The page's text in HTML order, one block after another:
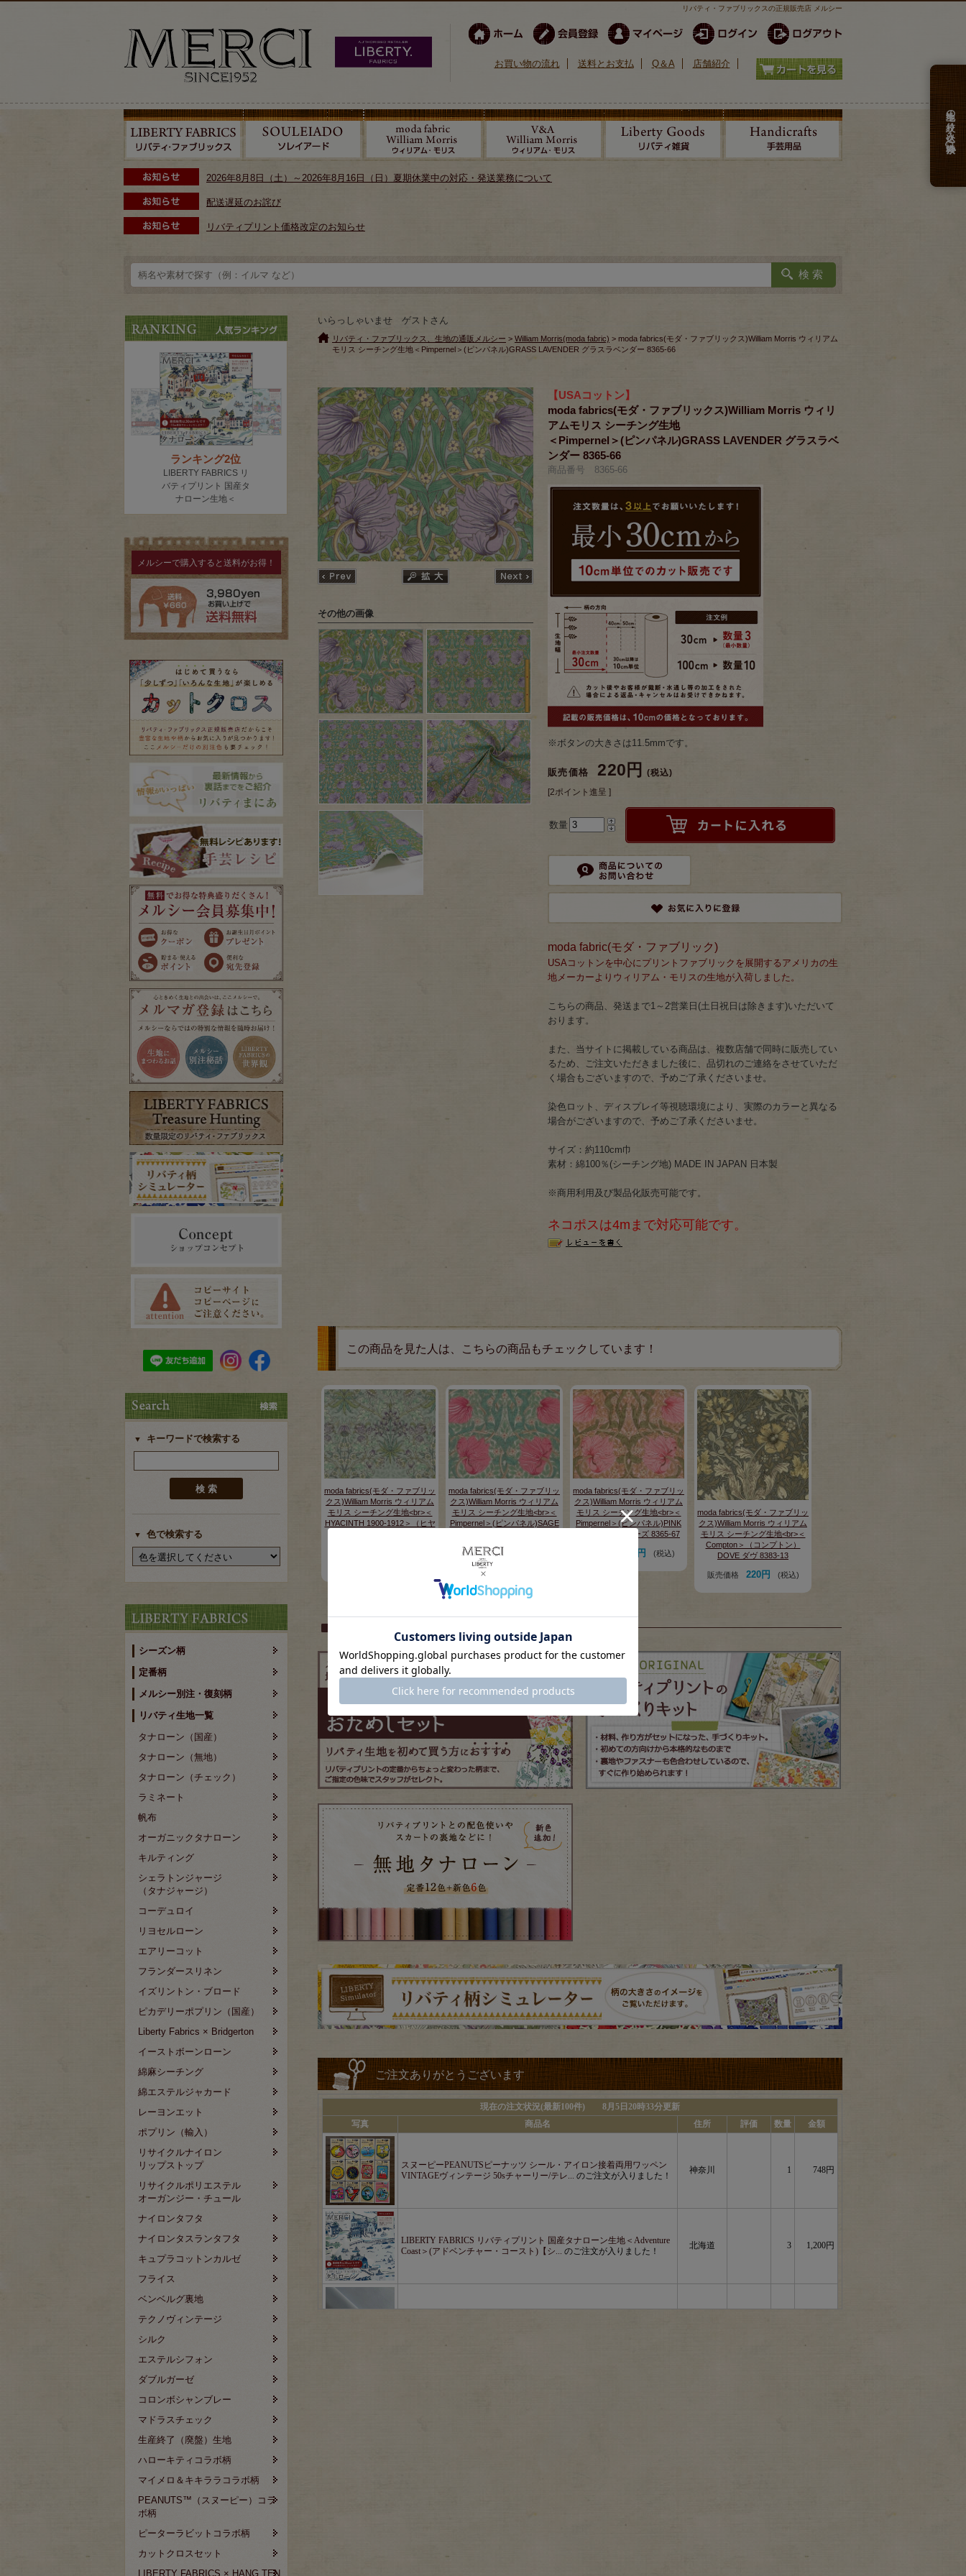
リバティ・ファブリックスの正規販売店 メルシー
お買い物の流れ 送料とお支払 Q＆A 店舗紹介
2026年8月8日（土）～2026年8月16日（日）夏期休業中の対応・発送業務について
配送遅延のお詫び
リバティプリント価格改定のお知らせ
生地の絞り込み検索
メルシーで購入すると送料がお得！
キーワードで検索する
色で検索する
シーズン柄
定番柄
メルシー別注・復刻柄
リバティ生地一覧
タナローン（国産）
タナローン（無地）
タナローン（チェック）
ラミネート
帆布
オーガニックタナローン
キルティング
シェラトンジャージ
（タナジャージ）
コーデュロイ
リヨセルローン
エアリーコット
フランダースリネン
イズリントン・ブロード
ピカデリーポプリン（国産）
Liberty Fabrics × Bridgerton
イーストボーンローン
綿麻シーチング
綿エステルジャカード
レーヨンエット
ポプリン（輸入）
リサイクルナイロン
リップストップ
リサイクルポリエステル
オーガンジー・チュール
ナイロンタフタ
ナイロンタスランタフタ
キュプラコットンカルゼ
フライス
ベンベルグ裏地
テクノヴィンテージ
シルク
エステルシフォン
ダブルガーゼ
コロンボシャンブレー
マドラスチェック
生産終了（廃盤）生地
ハローキティコラボ柄
マイメロ＆キキララコラボ柄
PEANUTS™（スヌーピー）コラ
ボ柄
ピーターラビットコラボ柄
カットクロスセット
LIBERTY FABRICS × HANG TEN
いらっしゃいませ ゲストさん
リバティ・ファブリックス、生地の通販メルシー > William Morris(moda fabric) > moda fabrics(モダ・ファブリックス)William Morris ウィリアム
モリス シーチング生地＜Pimpernel＞(ピンパネル)GRASS LAVENDER グラスラベンダー 8365-66
【USAコットン】
moda fabrics(モダ・ファブリックス)William Morris ウィリ
アムモリス シーチング生地
＜Pimpernel＞(ピンパネル)GRASS LAVENDER グラスラベ
ンダー 8365-66
商品番号 8365-66
※ボタンの大きさは11.5mmです。
販売価格 220円 (税込)
[2ポイント進呈 ]
数量
moda fabric(モダ・ファブリック)
USAコットンを中心にプリントファブリックを展開するアメリカの生
地メーカーよりウィリアム・モリスの生地が入荷しました。
こちらの商品、発送まで1～2営業日(土日祝日は除きます)いただいて
おります。
また、当サイトに掲載している商品は、複数店舗で同時に販売してい
るため、ご注文いただきました後に、品切れのご連絡をさせていただ
く場合もございますので、予めご了承くださいませ。
染色ロット、ディスプレイ等視聴環境により、実際のカラーと異なる
場合がございますので、予めご了承くださいませ。
サイズ：約110cm巾
素材：綿100％(シーチング地) MADE IN JAPAN 日本製
※商用利用及び製品化販売可能です。
ネコポスは4mまで対応可能です。
その他の画像
この商品を見た人は、こちらの商品もチェックしています！
moda fabrics(モダ・ファブリッ
クス)William Morris ウィリアム
モリス シーチング生地<br>＜
HYACINTH 1900-1912＞（ヒヤ
moda fabrics(モダ・ファブリッ
クス)William Morris ウィリアム
モリス シーチング生地<br>＜
Pimpernel＞(ピンパネル)SAGE
販売価格 220円
moda fabrics(モダ・ファブリッ
クス)William Morris ウィリアム
モリス シーチング生地<br>＜
Pimpernel＞(ピンパネル)PINK
ROSE ピンクローズ 8365-67
220円 (税込)
moda fabrics(モダ・ファブリッ
クス)William Morris ウィリアム
モリス シーチング生地<br>＜
Compton＞（コンプトン）
DOVE ダヴ 8383-13
販売価格 220円 (税込)
ご注文ありがとうございます